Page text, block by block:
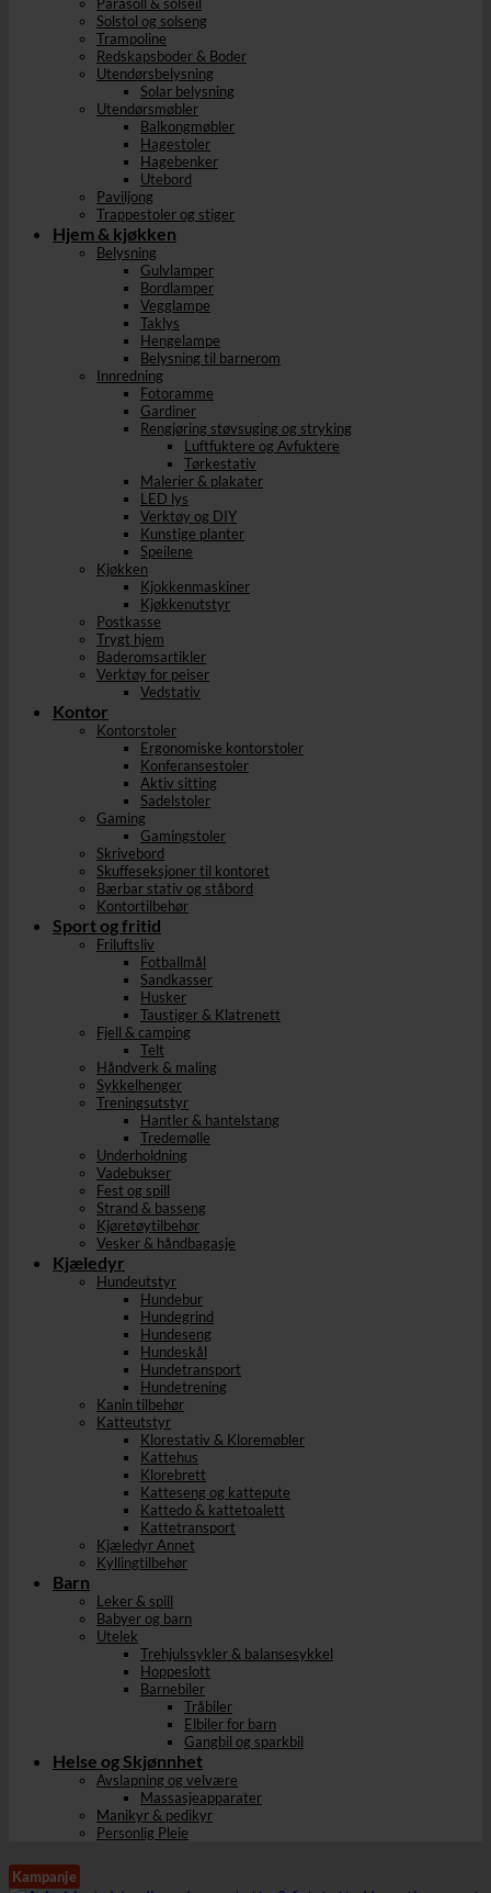
Solstol og solseng
Trampoline
Redskapsboder & Boder
Utendørsbelysning
Solar belysning
Utendørsmøbler
Balkongmøbler
Hagestoler
Hagebenker
Utebord
Paviljong
Trappestoler og stiger
Hjem & kjøkken
Belysning
Gulvlamper
Bordlamper
Vegglampe
Taklys
Hengelampe
Belysning til barnerom
Innredning
Fotoramme
Gardiner
Rengjøring støvsuging og stryking
Luftfuktere og Avfuktere
Tørkestativ
Malerier & plakater
LED lys
Verktøy og DIY
Kunstige planter
Speilene
Kjøkken
Kjokkenmaskiner
Kjøkkenutstyr
Postkasse
Trygt hjem
Baderomsartikler
Verktøy for peiser
Vedstativ
Kontor
Kontorstoler
Ergonomiske kontorstoler
Konferansestoler
Aktiv sitting
Sadelstoler
Gaming
Gamingstoler
Skrivebord
Skuffeseksjoner til kontoret
Bærbar stativ og ståbord
Kontortilbehør
Sport og fritid
Friluftsliv
Fotballmål
Sandkasser
Husker
Taustiger & Klatrenett
Fjell & camping
Telt
Håndverk & maling
Sykkelhenger
Treningsutstyr
Hantler & hantelstang
Tredemølle
Underholdning
Vadebukser
Fest og spill
Strand & basseng
Kjøretøytilbehør
Vesker & håndbagasje
Kjæledyr
Hundeutstyr
Hundebur
Hundegrind
Hundeseng
Hundeskål
Hundetransport
Hundetrening
Kanin tilbehør
Katteutstyr
Klorestativ & Kloremøbler
Kattehus
Klorebrett
Katteseng og kattepute
Kattedo & kattetoalett
Kattetransport
Kjæledyr Annet
Kyllingtilbehør
Barn
Leker & spill
Babyer og barn
Utelek
Trehjulssykler & balansesykkel
Hoppeslott
Barnebiler
Tråbiler
Elbiler for barn
Gangbil og sparkbil
Helse og Skjønnhet
Avslapning og velvære
Massasjeapparater
Manikyr & pedikyr
Personlig Pleie
Kampanje